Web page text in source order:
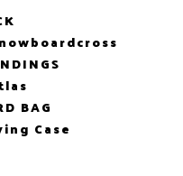
BAG
Case